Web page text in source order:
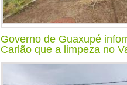
Governo de Guaxupé
Carlão que a limpeza no